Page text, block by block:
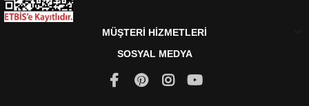
MÜŞTERİ HİZMETLERİ
SOSYAL MEDYA